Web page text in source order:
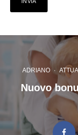
ADRIANO ·
Nuovo